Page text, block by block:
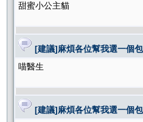
甜蜜小公主貓
[建議]麻煩各位幫我選一個
喵醫生
[建議]麻煩各位幫我選一個